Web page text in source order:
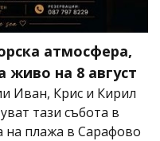
атмосфера,
живо на 8 август
Иван, Крис и Кирил
тази събота в
на плажа в Сарафово